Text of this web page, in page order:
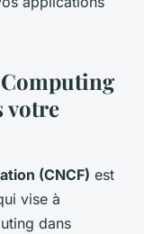
votre
(CNCF) est
vise à
dans